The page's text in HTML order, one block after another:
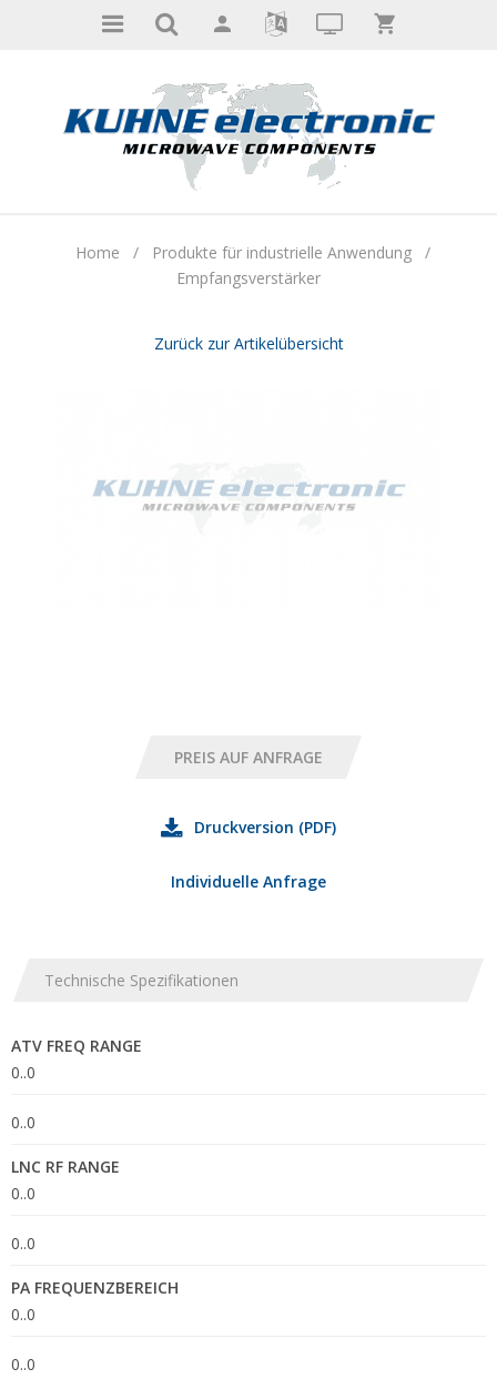
Home / Produkte für industrielle Anwendung
/
Empfangsverstärker
Zurück zur Artikelübersicht
Druckversion (PDF)
Individuelle Anfrage
Technische Spezifikationen
ATV FREQ RANGE
0..0
0..0
LNC RF RANGE
0..0
0..0
PA FREQUENZBEREICH
0..0
0..0